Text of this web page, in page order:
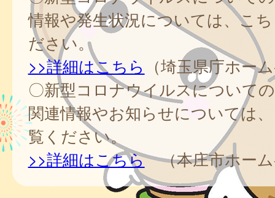
情報や発生状況については、こ
ださい。
>>詳細はこちら
（埼玉県庁ホー
〇新型コロナウイルスについて
関連情報やお知らせについては
覧ください。
>>詳細はこちら（本庄市ホーム